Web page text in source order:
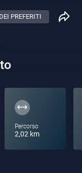
PREFERITI
Percorso
2,02 km